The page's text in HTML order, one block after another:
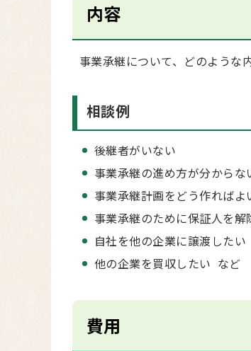
内容
事業承継について、どのような
相談例
後継者がいない
事業承継の進め方が分からな
事業承継計画をどう作れば
事業承継のために保証人を解
自社を他の企業に譲渡したい
他の企業を買収したい など
費用